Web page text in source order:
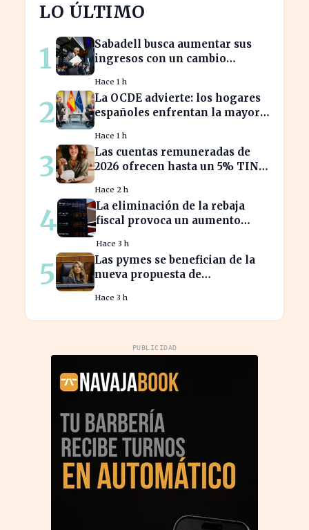
LO ÚLTIMO
1
Sabadell busca aumentar sus
ingresos con un cambio
Hace 1 h
2
La OCDE advierte: los hogares
españoles enfrentan la mayor
Hace 1 h
3
Las cuentas remuneradas de
2026 ofrecen hasta un 5% TIN:
Hace 2 h
4
La eliminación de la rebaja
fiscal provoca un aumento
carburante este verano
Hace 3 h
5
Las pymes se benefician de la
nueva propuesta de
Hace 3 h
PUBLICIDAD